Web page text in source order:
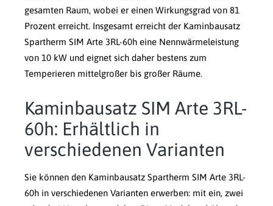
gesamten Raum, wobei er einen Wirkungsgrad von 81
Prozent erreicht. Insgesamt erreicht der Kaminbausatz
Spartherm SIM Arte 3RL-60h eine Nennwärmeleistung
von 10 kW und eignet sich daher bestens zum
Temperieren mittelgroßer bis großer Räume.
Kaminbausatz SIM Arte 3RL-
60h: Erhältlich in
verschiedenen Varianten
Sie können den Kaminbausatz Spartherm SIM Arte 3RL-
60h in verschiedenen Varianten erwerben: mit ein, zwei